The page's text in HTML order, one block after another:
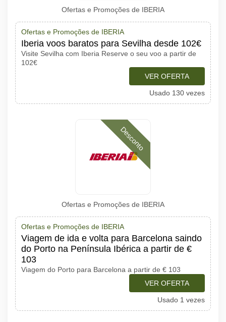
Ofertas e Promoções de IBERIA
Ofertas e Promoções de IBERIA
Iberia voos baratos para Sevilha desde 102€
Visite Sevilha com Iberia Reserve o seu voo a partir de
102€
VER OFERTA
Usado 130 vezes
Desconto
Ofertas e Promoções de IBERIA
Ofertas e Promoções de IBERIA
Viagem de ida e volta para Barcelona saindo
do Porto na Península Ibérica a partir de €
103
Viagem do Porto para Barcelona a partir de € 103
VER OFERTA
Usado 1 vezes